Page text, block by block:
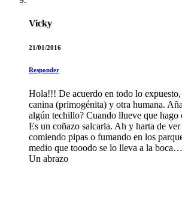
Vicky
21/01/2016
Responder
Hola!!! De acuerdo en todo lo
canina (primogénita) y otra humana.
algún techillo? Cuando llueve que hago
Es un coñazo salcarla. Ah y harta de ver
comiendo pipas o fumando en los
medio que tooodo se lo lleva a la
Un abrazo